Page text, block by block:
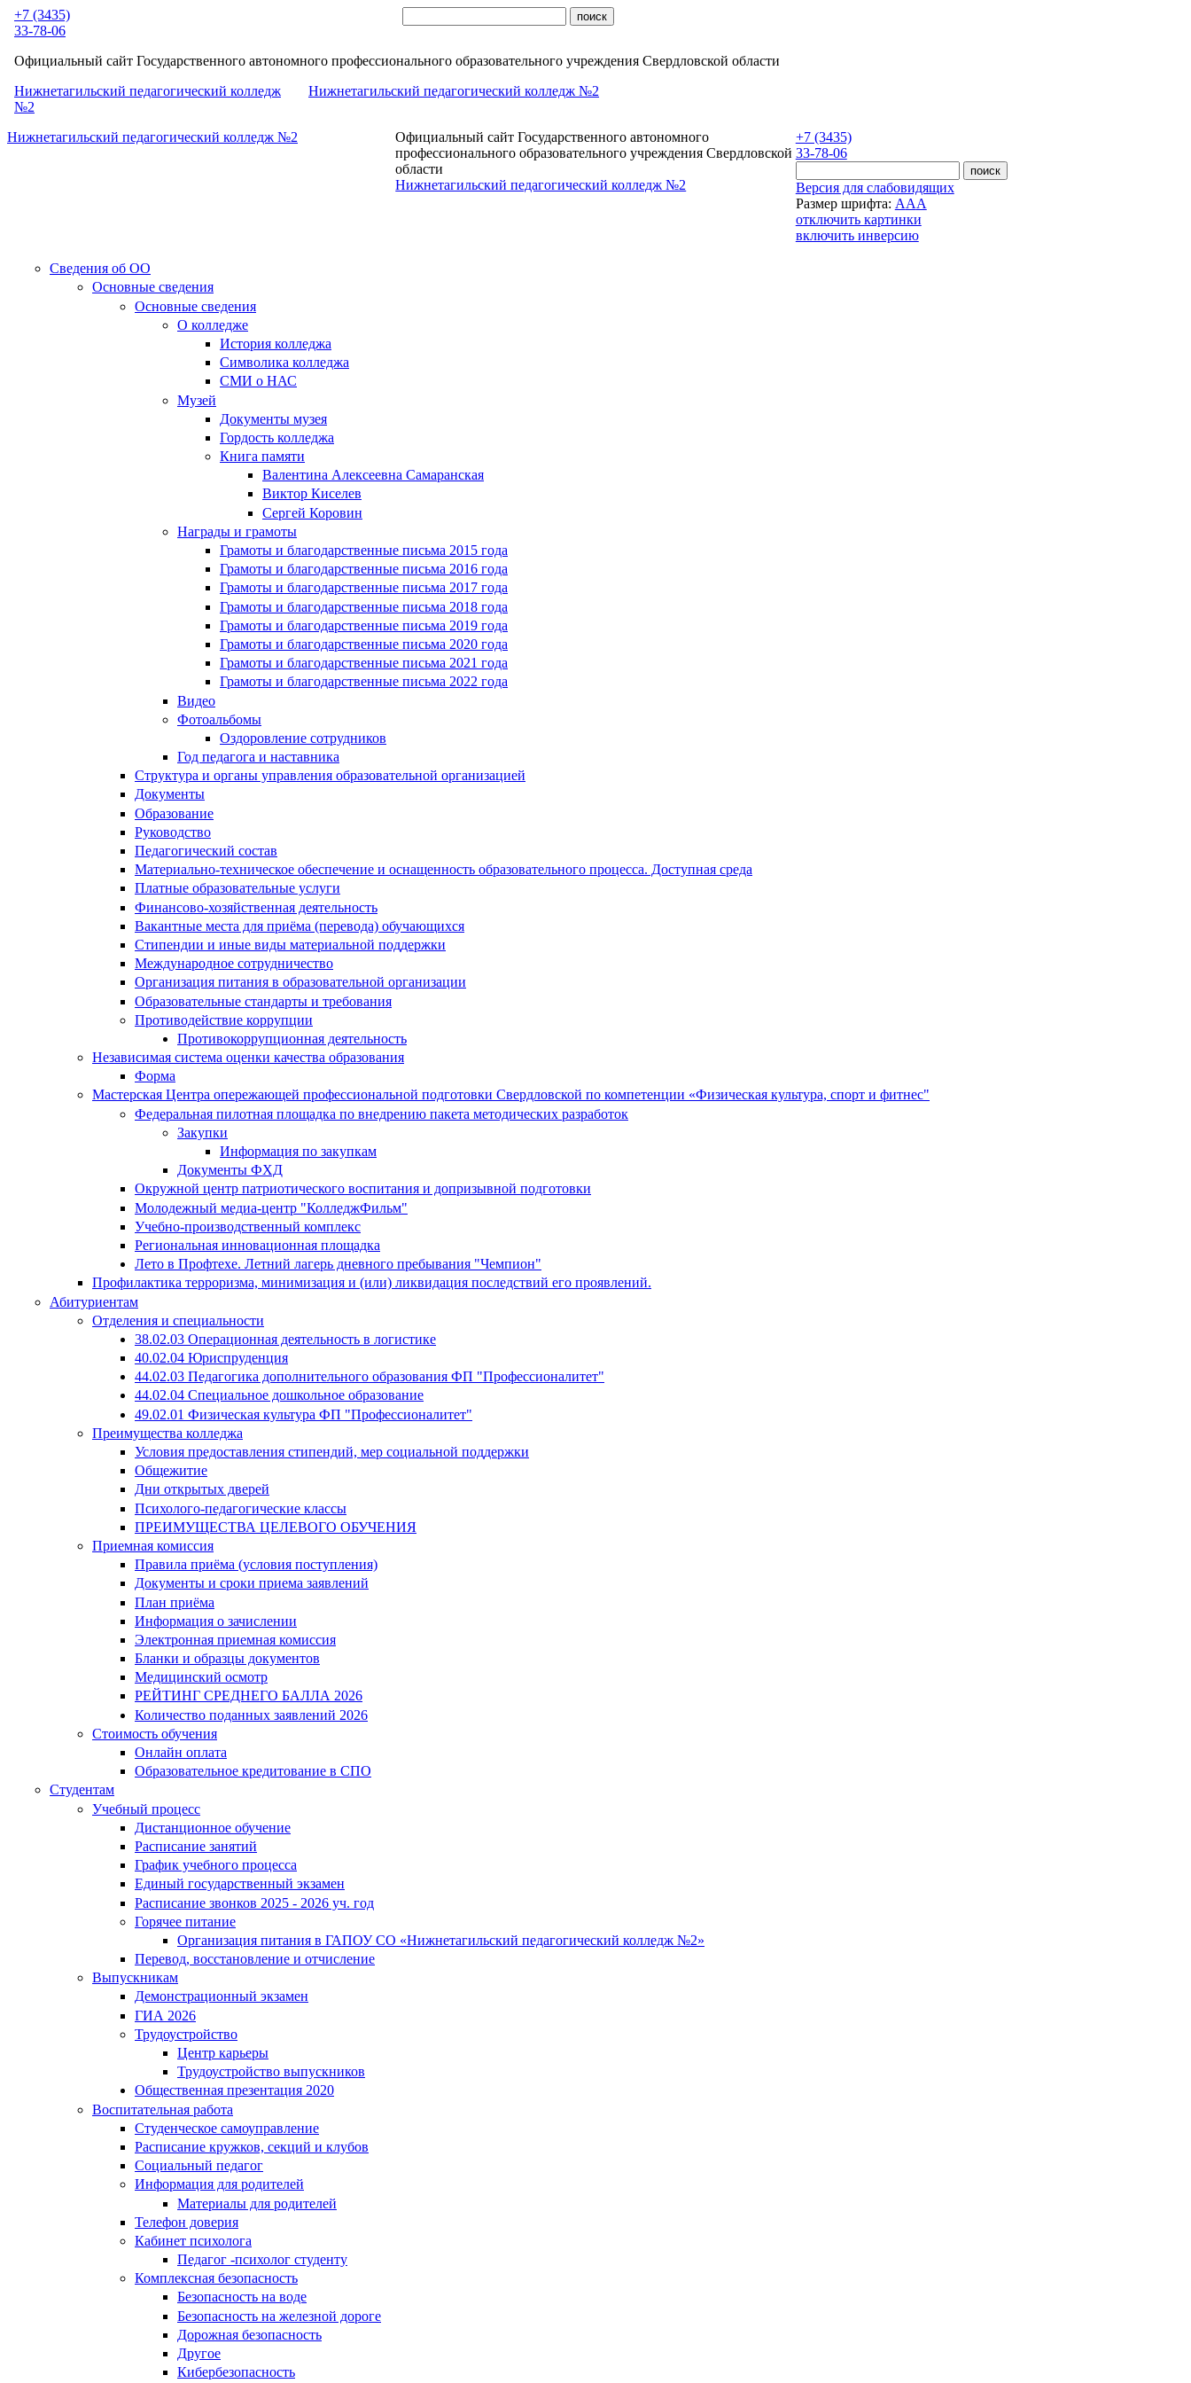
Перейти к основному содержанию
+7 (3435)
33-78-06
Официальный сайт Государственного автономного профессионального образовательного учреждения Свердловской области
Нижнетагильский педагогический колледж
№2
Нижнетагильский педагогический колледж №2
Нижнетагильский педагогический колледж №2
+7 (3435)
33-78-06
Версия для слабовидящих
Размер шрифта: AAA
отключить картинки
включить инверсию
Официальный сайт Государственного автономного
профессионального образовательного учреждения Свердловской
области
Нижнетагильский педагогический колледж №2
Сведения об ОО
Основные сведения
Основные сведения
О колледже
История колледжа
Символика колледжа
СМИ о НАС
Музей
Документы музея
Гордость колледжа
Книга памяти
Валентина Алексеевна Самаранская
Виктор Киселев
Сергей Коровин
Награды и грамоты
Грамоты и благодарственные письма 2015 года
Грамоты и благодарственные письма 2016 года
Грамоты и благодарственные письма 2017 года
Грамоты и благодарственные письма 2018 года
Грамоты и благодарственные письма 2019 года
Грамоты и благодарственные письма 2020 года
Грамоты и благодарственные письма 2021 года
Грамоты и благодарственные письма 2022 года
Видео
Фотоальбомы
Оздоровление сотрудников
Год педагога и наставника
Структура и органы управления образовательной организацией
Документы
Образование
Руководство
Педагогический состав
Материально-техническое обеспечение и оснащенность образовательного процесса. Доступная среда
Платные образовательные услуги
Финансово-хозяйственная деятельность
Вакантные места для приёма (перевода) обучающихся
Стипендии и иные виды материальной поддержки
Международное сотрудничество
Организация питания в образовательной организации
Образовательные стандарты и требования
Противодействие коррупции
Противокоррупционная деятельность
Независимая система оценки качества образования
Форма
Мастерская Центра опережающей профессиональной подготовки Свердловской по компетенции «Физическая культура, спорт и фитнес"
Федеральная пилотная площадка по внедрению пакета методических разработок
Закупки
Информация по закупкам
Документы ФХД
Окружной центр патриотического воспитания и допризывной подготовки
Молодежный медиа-центр "КолледжФильм"
Учебно-производственный комплекс
Региональная инновационная площадка
Лето в Профтехе. Летний лагерь дневного пребывания "Чемпион"
Профилактика терроризма, минимизация и (или) ликвидация последствий его проявлений.
Абитуриентам
Отделения и специальности
38.02.03 Операционная деятельность в логистике
40.02.04 Юриспруденция
44.02.03 Педагогика дополнительного образования ФП "Профессионалитет"
44.02.04 Специальное дошкольное образование
49.02.01 Физическая культура ФП "Профессионалитет"
Преимущества колледжа
Условия предоставления стипендий, мер социальной поддержки
Общежитие
Дни открытых дверей
Психолого-педагогические классы
ПРЕИМУЩЕСТВА ЦЕЛЕВОГО ОБУЧЕНИЯ
Приемная комиссия
Правила приёма (условия поступления)
Документы и сроки приема заявлений
План приёма
Информация о зачислении
Электронная приемная комиссия
Бланки и образцы документов
Медицинский осмотр
РЕЙТИНГ СРЕДНЕГО БАЛЛА 2026
Количество поданных заявлений 2026
Стоимость обучения
Онлайн оплата
Образовательное кредитование в СПО
Студентам
Учебный процесс
Дистанционное обучение
Расписание занятий
График учебного процесса
Единый государственный экзамен
Расписание звонков 2025 - 2026 уч. год
Горячее питание
Организация питания в ГАПОУ СО «Нижнетагильский педагогический колледж №2»
Перевод, восстановление и отчисление
Выпускникам
Демонстрационный экзамен
ГИА 2026
Трудоустройство
Центр карьеры
Трудоустройство выпускников
Общественная презентация 2020
Воспитательная работа
Студенческое самоуправление
Расписание кружков, секций и клубов
Социальный педагог
Информация для родителей
Материалы для родителей
Телефон доверия
Кабинет психолога
Педагог -психолог студенту
Комплексная безопасность
Безопасность на воде
Безопасность на железной дороге
Дорожная безопасность
Другое
Кибербезопасность